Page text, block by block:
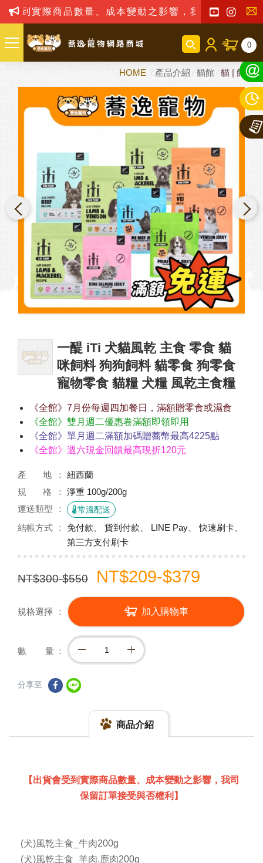
際商品數量、成本變動之影響，我司保留訂單接受與
聯
我
們
0
HOME 產品介紹 貓館 貓 | 飼料
一醍 iTi 犬貓風乾 主食 零食 貓
咪飼料 狗狗飼料 貓零食 狗零食
寵物零食 貓糧 犬糧 風乾主食糧
《全館》7月份每週四加餐日，滿額贈零食或濕食
《全館》雙月週二優惠卷滿額即領即用
《全館》單月週二滿額加碼贈蕎幣最高4225點
《全館》週六現金回饋最高現折120元
產 地
紐西蘭
規 格
淨重 100g/200g
運送類型
常溫配送
結帳方式
免付款、 貨到付款、 LINE Pay、 快速刷卡、
第三方支付刷卡
NT$300-$550 NT$209-$379
規格選擇 加入購物車
數 量
分享至
商品介紹
【出貨會受到實際商品數量、成本變動之影響，我司
保留訂單接受與否權利】
(犬)風乾主食_牛肉200g
(犬)風乾主食_羊肉.鹿肉200g